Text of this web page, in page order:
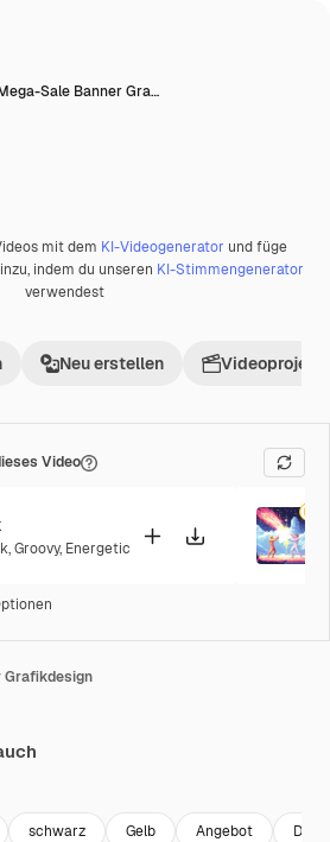
Sale Banner Gra…
mit dem KI-Videogenerator und füge
indem du unseren KI-Stimmengenerator
verwendest
Neu erstellen Videoprojekt
Video
,Groovy, Energetic
Grafikdesign
schwarz Gelb Angebot Deal